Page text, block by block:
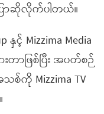
ောဆိုလိုက်ပါတယ်။
င့် Mizzima Media
တာဖြစ်ပြီး အပတ်စဉ်
စ်ကို Mizzima TV